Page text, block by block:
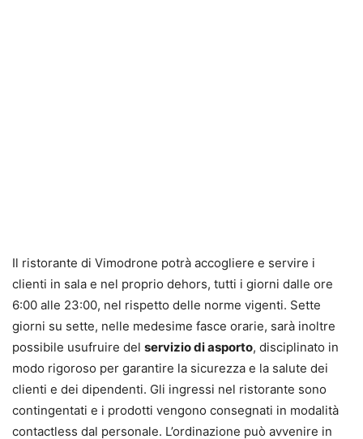
Il ristorante di Vimodrone potrà accogliere e servire i
clienti in sala e nel proprio dehors, tutti i giorni dalle ore
6:00 alle 23:00, nel rispetto delle norme vigenti. Sette
giorni su sette, nelle medesime fasce orarie, sarà inoltre
possibile usufruire del servizio di asporto, disciplinato in
modo rigoroso per garantire la sicurezza e la salute dei
clienti e dei dipendenti. Gli ingressi nel ristorante sono
contingentati e i prodotti vengono consegnati in modalità
contactless dal personale. L’ordinazione può avvenire in